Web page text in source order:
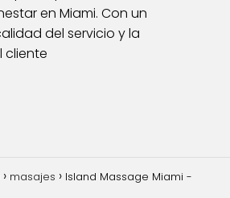
en Miami. Con un
del servicio y la
cliente
masajes
Island Massage Miami -